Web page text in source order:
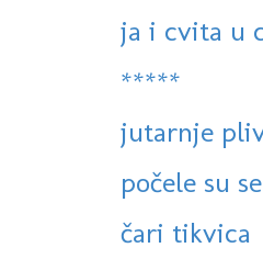
ja i cvita u
*****
jutarnje
počele su
čari tikvica